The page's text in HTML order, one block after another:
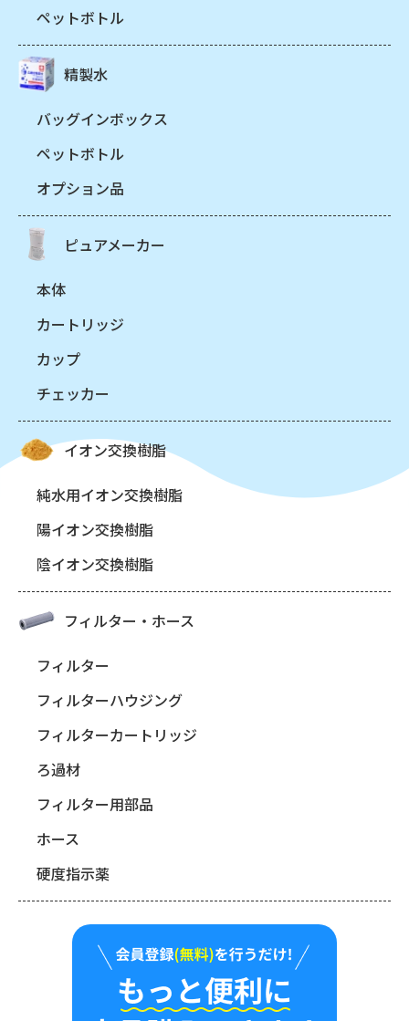
ペットボトル
精製水
バッグインボックス
ペットボトル
オプション品
ピュアメーカー
本体
カートリッジ
カップ
チェッカー
イオン交換樹脂
純水用イオン交換樹脂
陽イオン交換樹脂
陰イオン交換樹脂
フィルター・ホース
フィルター
フィルターハウジング
フィルターカートリッジ
ろ過材
フィルター用部品
ホース
硬度指示薬